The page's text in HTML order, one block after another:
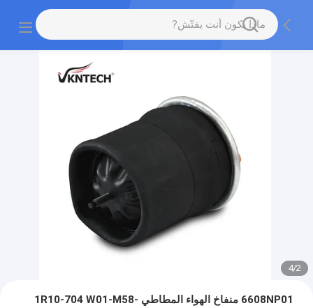
2
/
4
6608NP01 منفاخ الهواء المطاطي 1R10-704 W01-M58-